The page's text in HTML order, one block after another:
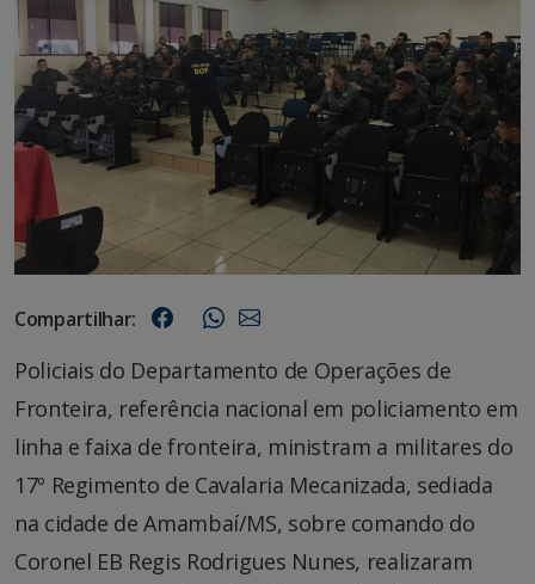
Compartilhar:
Policiais do Departamento de Operações de
Fronteira, referência nacional em policiamento em
linha e faixa de fronteira, ministram a militares do
17º Regimento de Cavalaria Mecanizada, sediada
na cidade de Amambaí/MS, sobre comando do
Coronel EB Regis Rodrigues Nunes, realizaram